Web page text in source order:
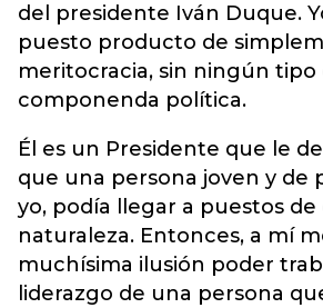
del presidente Iván Duque.
puesto producto de
meritocracia, sin ningún tipo
componenda política.
Él es un Presidente que le
que una persona joven y de
yo, podía llegar a puestos de
naturaleza. Entonces, a mí
muchísima ilusión poder
liderazgo de una persona